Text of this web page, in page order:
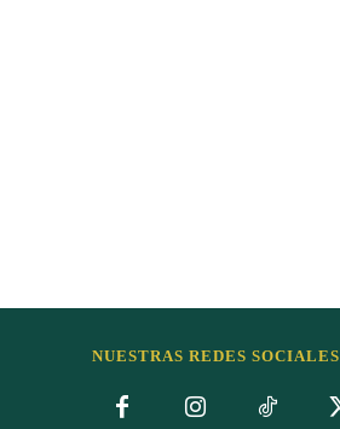
NUESTRAS REDES SOCIALES